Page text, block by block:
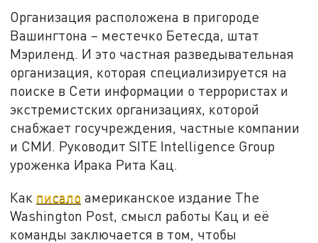
Организация расположена в пригороде
Вашингтона – местечко Бетесда, штат
Мэриленд. И это частная разведывательная
организация, которая специализируется на
поиске в Сети информации о террористах и
экстремистских организациях, которой
снабжает госучреждения, частные компании
и СМИ. Руководит SITE Intelligence Group
уроженка Ирака Рита Кац.
Как писало американское издание The
Washington Post, смысл работы Кац и её
команды заключается в том, чтобы